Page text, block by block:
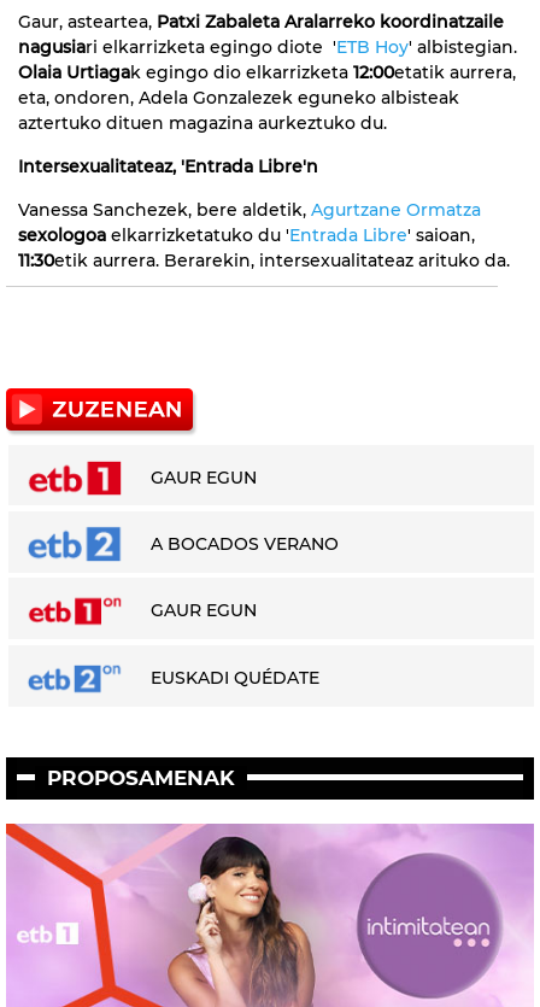
Gaur, asteartea, Patxi Zabaleta Aralarreko koordinatzaile
nagusiari elkarrizketa egingo diote 'ETB Hoy' albistegian.
Olaia Urtiagak egingo dio elkarrizketa 12:00etatik aurrera,
eta, ondoren, Adela Gonzalezek eguneko albisteak
aztertuko dituen magazina aurkeztuko du.
Intersexualitateaz, 'Entrada Libre'n
Vanessa Sanchezek, bere aldetik, Agurtzane Ormatza
sexologoa elkarrizketatuko du 'Entrada Libre' saioan,
11:30etik aurrera. Berarekin, intersexualitateaz arituko da.
GAUR EGUN
A BOCADOS VERANO
GAUR EGUN
EUSKADI QUÉDATE
PROPOSAMENAK